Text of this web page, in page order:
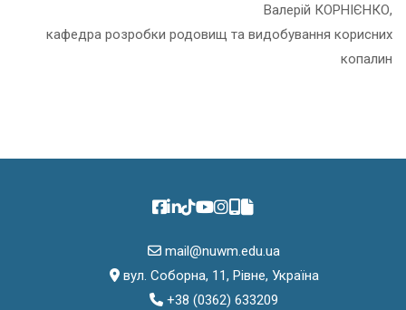
Валерій КОРНІЄНКО,
кафедра розробки родовищ та видобування корисних
копалин
mail@nuwm.edu.ua
вул. Соборна, 11, Рівне, Україна
+38 (0362) 633209